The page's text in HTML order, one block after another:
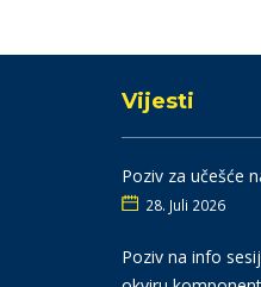
Vijesti
Poziv za učešće
28. Juli 2026
Poziv na info